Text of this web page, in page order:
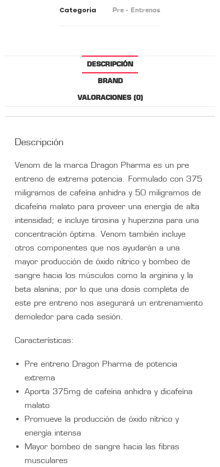
Categoria
Pre - Entrenos
DESCRIPCIÓN
BRAND
VALORACIONES (0)
Descripción
Venom de la marca Dragon Pharma es un pre
entreno de extrema potencia. Formulado con 375
miligramos de cafeína anhidra y 50 miligramos de
dicafeína malato para proveer una energía de alta
intensidad; e incluye tirosina y huperzina para una
concentración óptima. Venom también incluye
otros componentes que nos ayudarán a una
mayor producción de óxido nítrico y bombeo de
sangre hacia los músculos como la arginina y la
beta alanina; por lo que una dosis completa de
este pre entreno nos asegurará un entrenamiento
demoledor para cada sesión.
Características:
Pre entreno Dragon Pharma de potencia
extrema
Aporta 375mg de cafeína anhidra y dicafeína
malato
Promueve la producción de óxido nítrico y
energía intensa
Mayor bombeo de sangre hacia las fibras
musculares